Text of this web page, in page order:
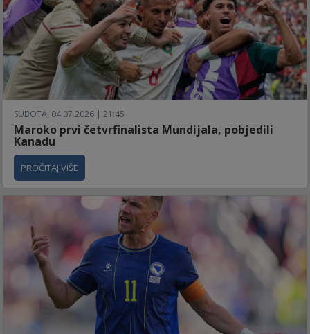
SUBOTA, 04.07.2026 | 21:45
Maroko prvi četvrfinalista Mundijala, pobjedili
Kanadu
PROČITAJ VIŠE